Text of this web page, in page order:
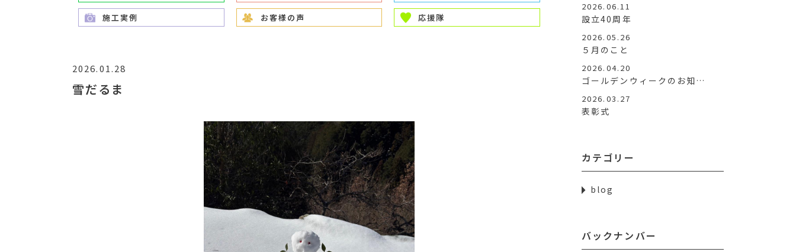
施工実例 お客様の声 応援隊
2026.01.28
雪だるま
2026.06.11
設立40周年
2026.05.26
５月のこと
2026.04.20
ゴールデンウィークのお知…
2026.03.27
表彰式
カテゴリー
blog
バックナンバー